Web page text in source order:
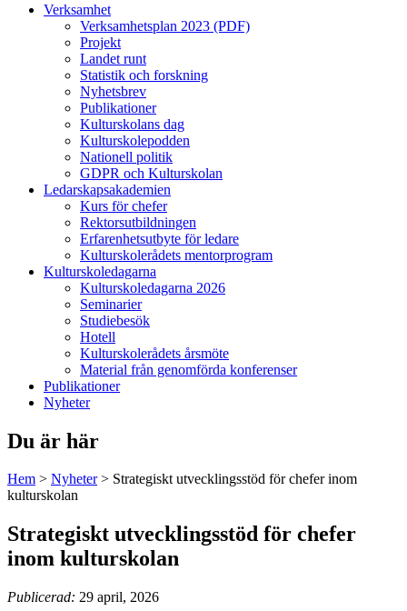
Verksamhet
Verksamhetsplan 2023 (PDF)
Projekt
Landet runt
Statistik och forskning
Nyhetsbrev
Publikationer
Kulturskolans dag
Kulturskolepodden
Nationell politik
GDPR och Kulturskolan
Ledarskapsakademien
Kurs för chefer
Rektorsutbildningen
Erfarenhetsutbyte för ledare
Kulturskolerådets mentorprogram
Kulturskoledagarna
Kulturskoledagarna 2026
Seminarier
Studiebesök
Hotell
Kulturskolerådets årsmöte
Material från genomförda konferenser
Publikationer
Nyheter
Du är här
Hem > Nyheter> Strategiskt utvecklingsstöd för chefer inom
kulturskolan
Strategiskt utvecklingsstöd för chefer
inom kulturskolan
Publicerad: 29 april, 2026